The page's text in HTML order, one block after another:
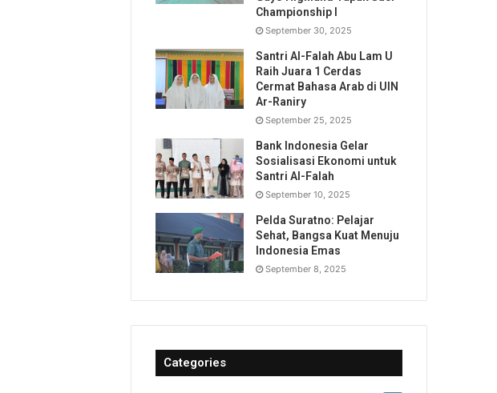
Championship I
September 30, 2025
Santri Al-Falah Abu Lam U
Raih Juara 1 Cerdas
Cermat Bahasa Arab di UIN
Ar-Raniry
September 25, 2025
Bank Indonesia Gelar
Sosialisasi Ekonomi untuk
Santri Al-Falah
September 10, 2025
Pelda Suratno: Pelajar
Sehat, Bangsa Kuat Menuju
Indonesia Emas
September 8, 2025
Categories